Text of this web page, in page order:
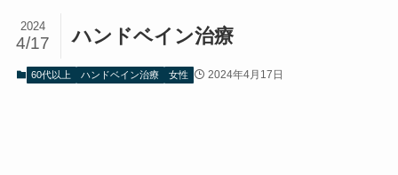
ハンドベイン治療
2024
4/17
60代以上 ハンドベイン治療 女性 2024年4月17日